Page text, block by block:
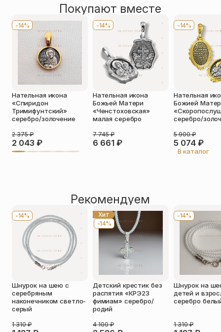
Оставить отзыв
Телефон
Отзыв*
Прикрепить фото
Оставить отзыв
Подтверждаю свое согласие с
политикой конфиденциальностии
даю согласие на обработку
персональных данных
Пока нет отзывов. Будьте первым!
Покупают вместе
-14%
Нательная икона
«Спиридон
Тримифунтский»
серебро/золочение
2 043 ₽
2 375₽
-14%
Нательная икона
Божьей Матери
«Ченстоховская»
малая серебро
6 661 ₽
7 745₽
-14%
Нательная
Божией
серебро/
5 074 ₽
5 900₽
В каталог
Рекомендуем
-14%
Шнурок на шею с
серебряным
наконечником светло-
серый
1 310₽
Хит
-14%
Детский крестик без
распятия «КРЭ23
фимиам» серебро/
родий
4 100₽
-14%
Шнурок на
детей и
серебро
1 310₽